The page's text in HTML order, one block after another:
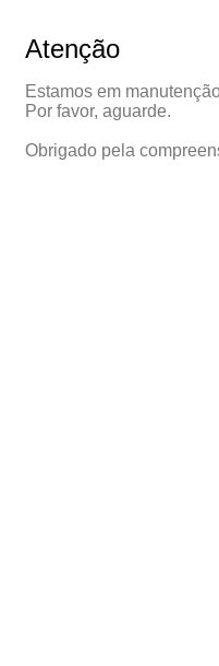
Atenção
Estamos em
Por favor, aguarde.
Obrigado pela